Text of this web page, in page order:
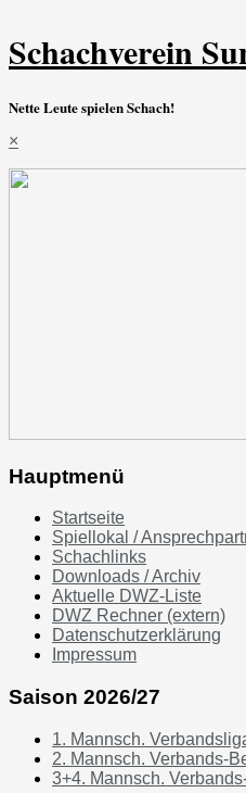
Schachverein
Nette Leute spielen Schach!
×
Hauptmenü
Startseite
Spiellokal /
Schachlinks
Downloads / Archiv
Aktuelle DWZ-Liste
DWZ Rechner (extern)
Datenschutzerklärung
Impressum
Saison 2026/27
1. Mannsch.
2. Mannsch. Verbands-
3+4. Mannsch.